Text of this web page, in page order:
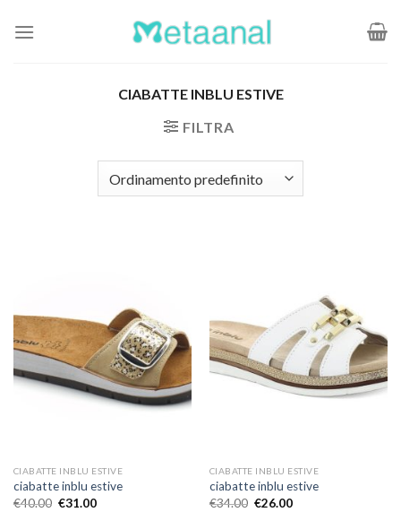
CIABATTE INBLU ESTIVE
FILTRA
CIABATTE INBLU ESTIVE
ciabatte inblu estive
€40.00 €31.00
CIABATTE INBLU ESTIVE
ciabatte inblu estive
€34.00 €26.00